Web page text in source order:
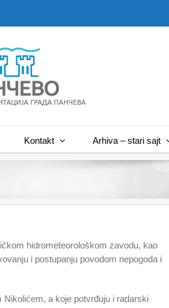
Kontakt Arhiva – stari sajt
hidrometeorološkom zavodu, kao
i postupanju povodom nepogoda i
a koje potvrđuju i radarski